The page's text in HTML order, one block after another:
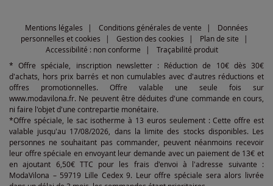
Mentions légales Conditions générales de vente
Données
personnelles et cookies
Gestion des cookies
Plan de site
Accessibilité : non conforme
Traçabilité produit
* Offre spéciale, inscription newsletter : Réduction de 10€ dès 30€
d'achats, hors prix barrés et non cumulables avec d'autres réductions et
offres promotionnelles. Offre valable une seule fois sur
www.modavilona.fr. Ne peuvent être déduites d'une commande en cours,
ni faire l'objet d'une contrepartie monétaire.
*Offre spéciale, le sac isotherme à 13 euros seulement : Cette offre est
valable jusqu'au 17/08/2026, dans la limite des stocks disponibles. Les
personnes ne souhaitant pas commander, peuvent néanmoins recevoir
leur offre spéciale en envoyant leur demande avec un paiement de 13€ et
en ajoutant 6,50€ TTC pour les frais d'envoi à l'adresse suivante :
ModaVilona – 59719 Lille Cedex 9. Leur offre spéciale sera alors livrée